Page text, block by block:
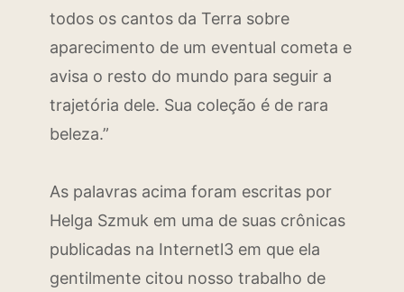
todos os cantos da Terra sobre
aparecimento de um eventual cometa e
avisa o resto do mundo para seguir a
trajetória dele. Sua coleção é de rara
beleza.”
As palavras acima foram escritas por
Helga Szmuk em uma de suas crônicas
publicadas na Internetl3 em que ela
gentilmente citou nosso trabalho de